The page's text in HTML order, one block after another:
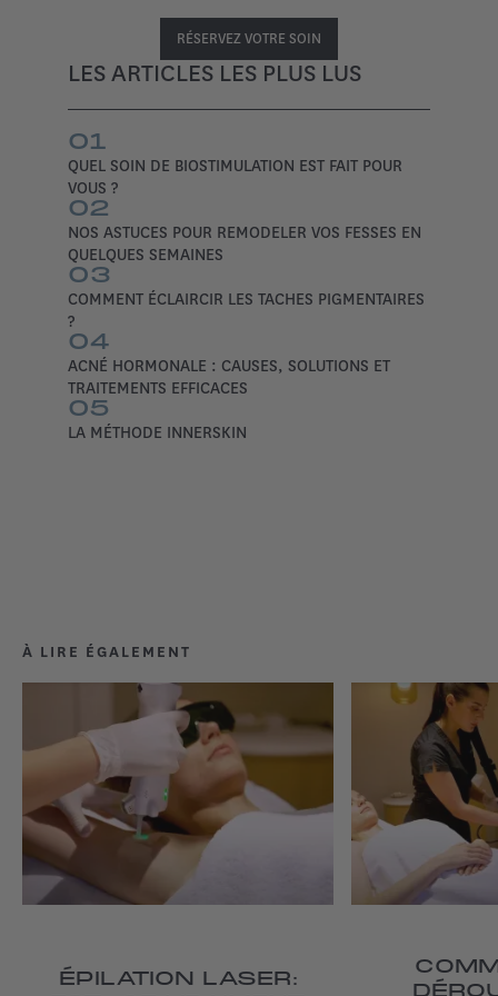
RÉSERVEZ VOTRE SOIN
LES ARTICLES LES PLUS LUS
01
QUEL SOIN DE BIOSTIMULATION EST FAIT POUR
VOUS ?
02
NOS ASTUCES POUR REMODELER VOS FESSES EN
QUELQUES SEMAINES
03
COMMENT ÉCLAIRCIR LES TACHES PIGMENTAIRES
?
04
ACNÉ HORMONALE : CAUSES, SOLUTIONS ET
TRAITEMENTS EFFICACES
05
LA MÉTHODE INNERSKIN
À LIRE ÉGALEMENT
ÉPILATION LASER: